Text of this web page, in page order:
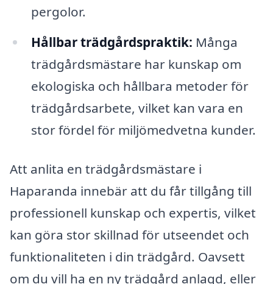
pergolor.
Hållbar trädgårdspraktik: Många
trädgårdsmästare har kunskap om
ekologiska och hållbara metoder för
trädgårdsarbete, vilket kan vara en
stor fördel för miljömedvetna kunder.
Att anlita en trädgårdsmästare i
Haparanda innebär att du får tillgång till
professionell kunskap och expertis, vilket
kan göra stor skillnad för utseendet och
funktionaliteten i din trädgård. Oavsett
om du vill ha en ny trädgård anlagd, eller